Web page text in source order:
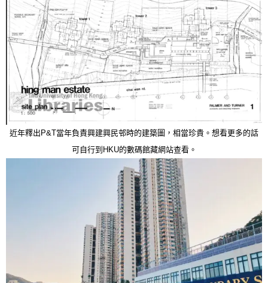
近年釋出P&T當年負責興建興民邨時的建築圖，相當珍貴。想看更多的話
可自行到HKU的數碼館藏網站查看。